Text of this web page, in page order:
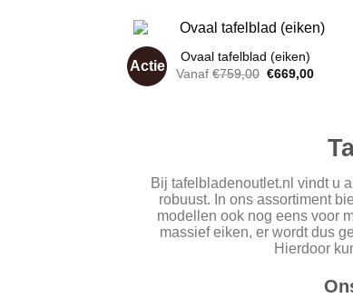
Actie
Ovaal tafelblad (eiken)
Vanaf €759,00 Oorspronkelijke
€669,00Huidige
Bij tafelbladenoutlet.nl vindt u
robuust. In ons assortiment
modellen ook nog eens voor
massief eiken, er wordt dus
Hierdoor